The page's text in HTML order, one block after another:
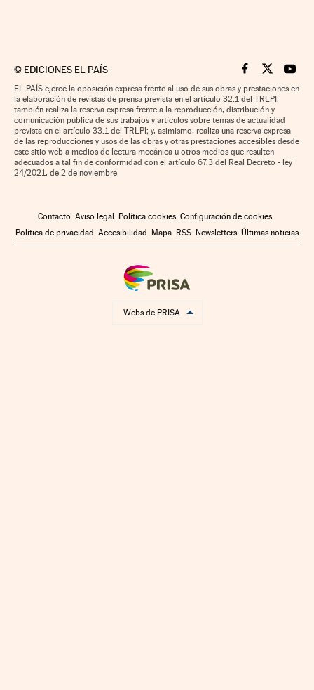
© EDICIONES EL PAÍS Cinco Días en
Cinco Días
Cinco
EL PAÍS ejerce la oposición expresa frente al uso de sus obras y prestaciones en
la elaboración de revistas de prensa prevista en el artículo 32.1 del TRLPI;
también realiza la reserva expresa frente a la reproducción, distribución y
comunicación pública de sus trabajos y artículos sobre temas de actualidad
prevista en el artículo 33.1 del TRLPI; y, asimismo, realiza una reserva expresa
de las reproducciones y usos de las obras y otras prestaciones accesibles desde
este sitio web a medios de lectura mecánica u otros medios que resulten
adecuados a tal fin de conformidad con el artículo 67.3 del Real Decreto - ley
24/2021, de 2 de noviembre
Contacto Aviso legal Política cookies Configuración de cookies
Política de privacidad Accesibilidad Mapa RSS Newsletters Últimas noticias
Webs de PRISA